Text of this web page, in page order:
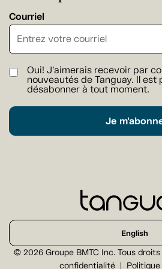
Courriel
Oui! J'aimerais recevoir par
nouveautés de Tanguay. Il est
désabonner à tout moment.
Je
© 2026 Groupe BMTC Inc. Tous
confidentialité
English